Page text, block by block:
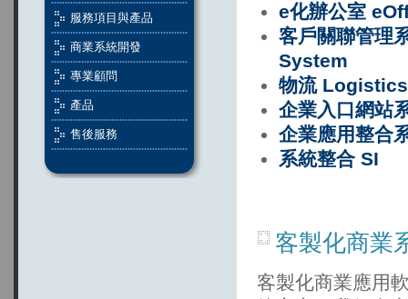
服務項目與產品
商業系統開發
專業顧問
產品
售後服務
e化辦公室
客戶關聯管理
System
物流 Logistics
企業入口網站
企業應用整合
系統整合 SI
客製化商業
客製化商業應用